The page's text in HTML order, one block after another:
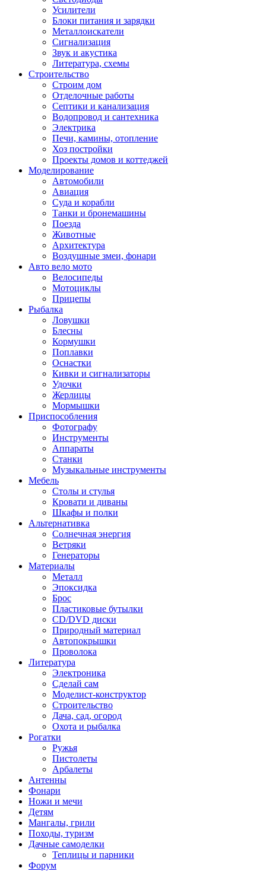
Усилители
Блоки питания и зарядки
Металлоискатели
Сигнализация
Звук и акустика
Литература, схемы
Строительство
Строим дом
Отделочные работы
Септики и канализация
Водопровод и сантехника
Электрика
Печи, камины, отопление
Хоз постройки
Проекты домов и коттеджей
Моделирование
Автомобили
Авиация
Суда и корабли
Танки и бронемашины
Поезда
Животные
Архитектура
Воздушные змеи, фонари
Авто вело мото
Велосипеды
Мотоциклы
Прицепы
Рыбалка
Ловушки
Блесны
Кормушки
Поплавки
Оснастки
Кивки и сигнализаторы
Удочки
Жерлицы
Мормышки
Приспособления
Фотографу
Инструменты
Аппараты
Станки
Музыкальные инструменты
Мебель
Столы и стулья
Кровати и диваны
Шкафы и полки
Альтернативка
Солнечная энергия
Ветряки
Генераторы
Материалы
Металл
Эпоксидка
Брос
Пластиковые бутылки
CD/DVD диски
Природный материал
Автопокрышки
Проволока
Литература
Электроника
Сделай сам
Моделист-конструктор
Строительство
Дача, сад, огород
Охота и рыбалка
Рогатки
Ружья
Пистолеты
Арбалеты
Антенны
Фонари
Ножи и мечи
Детям
Мангалы, грили
Походы, туризм
Дачные самоделки
Теплицы и парники
Форум